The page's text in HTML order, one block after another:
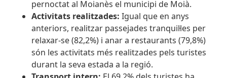
pernoctat al Moianès el municipi de Moià.
Activitats realitzades: Igual que en anys
anteriors, realitzar passejades tranquil·les per
relaxar-se (82,2%) i anar a restaurants (79,8%)
són les activitats més realitzades pels turistes
durant la seva estada a la regió.